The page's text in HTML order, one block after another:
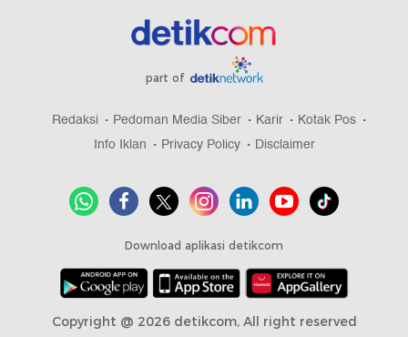
part of
Redaksi Pedoman Media Siber Karir
Kotak Pos
Info Iklan
Privacy Policy Disclaimer
Download aplikasi detikcom
Copyright @ 2026 detikcom, All right reserved